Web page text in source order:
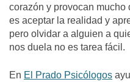
corazón y provocan
es aceptar la realidad y
pero olvidar a alguien a
nos duela no es tarea fácil.
En El Prado Psicólogos